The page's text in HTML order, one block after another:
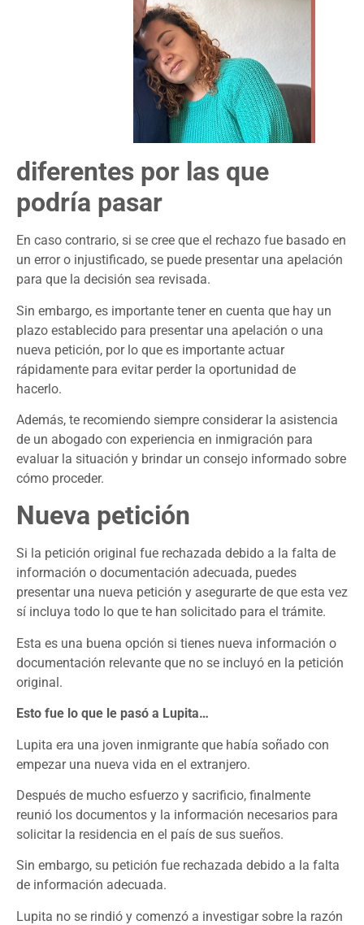
diferentes por las que
podría pasar
En caso contrario, si se cree que el rechazo fue basado en
un error o injustificado, se puede presentar una apelación
para que la decisión sea revisada.
Sin embargo, es importante tener en cuenta que hay un
plazo establecido para presentar una apelación o una
nueva petición, por lo que es importante actuar
rápidamente para evitar perder la oportunidad de
hacerlo.
Además, te recomiendo siempre considerar la asistencia
de un abogado con experiencia en inmigración para
evaluar la situación y brindar un consejo informado sobre
cómo proceder.
Nueva petición
Si la petición original fue rechazada debido a la falta de
información o documentación adecuada, puedes
presentar una nueva petición y asegurarte de que esta vez
sí incluya todo lo que te han solicitado para el trámite.
Esta es una buena opción si tienes nueva información o
documentación relevante que no se incluyó en la petición
original.
Esto fue lo que le pasó a Lupita…
Lupita era una joven inmigrante que había soñado con
empezar una nueva vida en el extranjero.
Después de mucho esfuerzo y sacrificio, finalmente
reunió los documentos y la información necesarios para
solicitar la residencia en el país de sus sueños.
Sin embargo, su petición fue rechazada debido a la falta
de información adecuada.
Lupita no se rindió y comenzó a investigar sobre la razón